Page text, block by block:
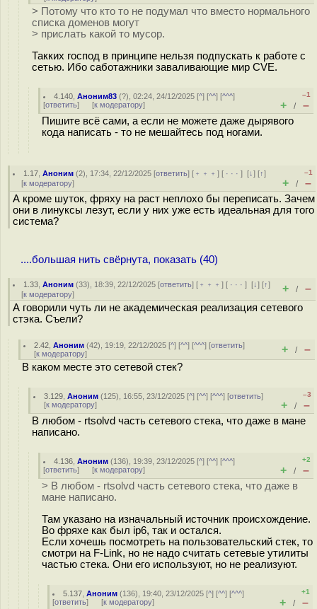
> Потому что кто то не подумал что вместо нормального
списка доменов могут
> прислать какой то мусор.
Такких господ в принципе нельзя подпускать к работе с
сетью. Ибо саботажники заваливающие мир CVE.
4.140 ,Аноним83 (?), 02:24, 24/12/2025 [^] [^^] [^^^]
[ответить] [к модератору]
–1
+ / –
Пишите всё сами, а если не можете даже дырявого
кода написать - то не мешайтесь под ногами.
1.17 ,Аноним (2), 17:34, 22/12/2025 [ответить] [ ﹢﹢﹢] [ · · ·][↓] [↑]
[к модератору]
–1
+ / –
А кроме шуток, фряху на раст неплохо бы переписать. Зачем
они в линуксы лезут, если у них уже есть идеальная для того
система?
....большая нить свёрнута, показать (40)
1.33 ,Аноним (33), 18:39, 22/12/2025 [ответить] [ ﹢﹢﹢] [ · · ·][↓] [↑]
[к модератору] + / –
А говорили чуть ли не академическая реализация сетевого
стэка. Съели?
2.42 ,Аноним (42), 19:19, 22/12/2025 [^] [^^] [^^^] [ответить]
[к модератору] + / –
В каком месте это сетевой стек?
3.129 ,Аноним (125), 16:55, 23/12/2025 [^] [^^] [^^^] [ответить]
[к модератору]
–3
+ / –
В любом - rtsolvd часть сетевого стека, что даже в мане
написано.
4.136 ,Аноним (136), 19:39, 23/12/2025 [^] [^^] [^^^]
[ответить] [к модератору]
+2
+ / –
> В любом - rtsolvd часть сетевого стека, что даже в
мане написано.
Там указано на изначальный источник происхождение.
Во фряхе как был ip6, так и остался.
Если хочешь посмотреть на пользовательский стек, то
смотри на F-Link, но не надо считать сетевые утилиты
частью стека. Они его используют, но не реализуют.
5.137 ,Аноним (136), 19:40, 23/12/2025 [^] [^^] [^^^]
[ответить] [к модератору]
+1
+ / –